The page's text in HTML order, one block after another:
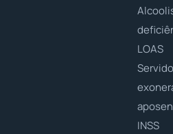
LOAS
INSS